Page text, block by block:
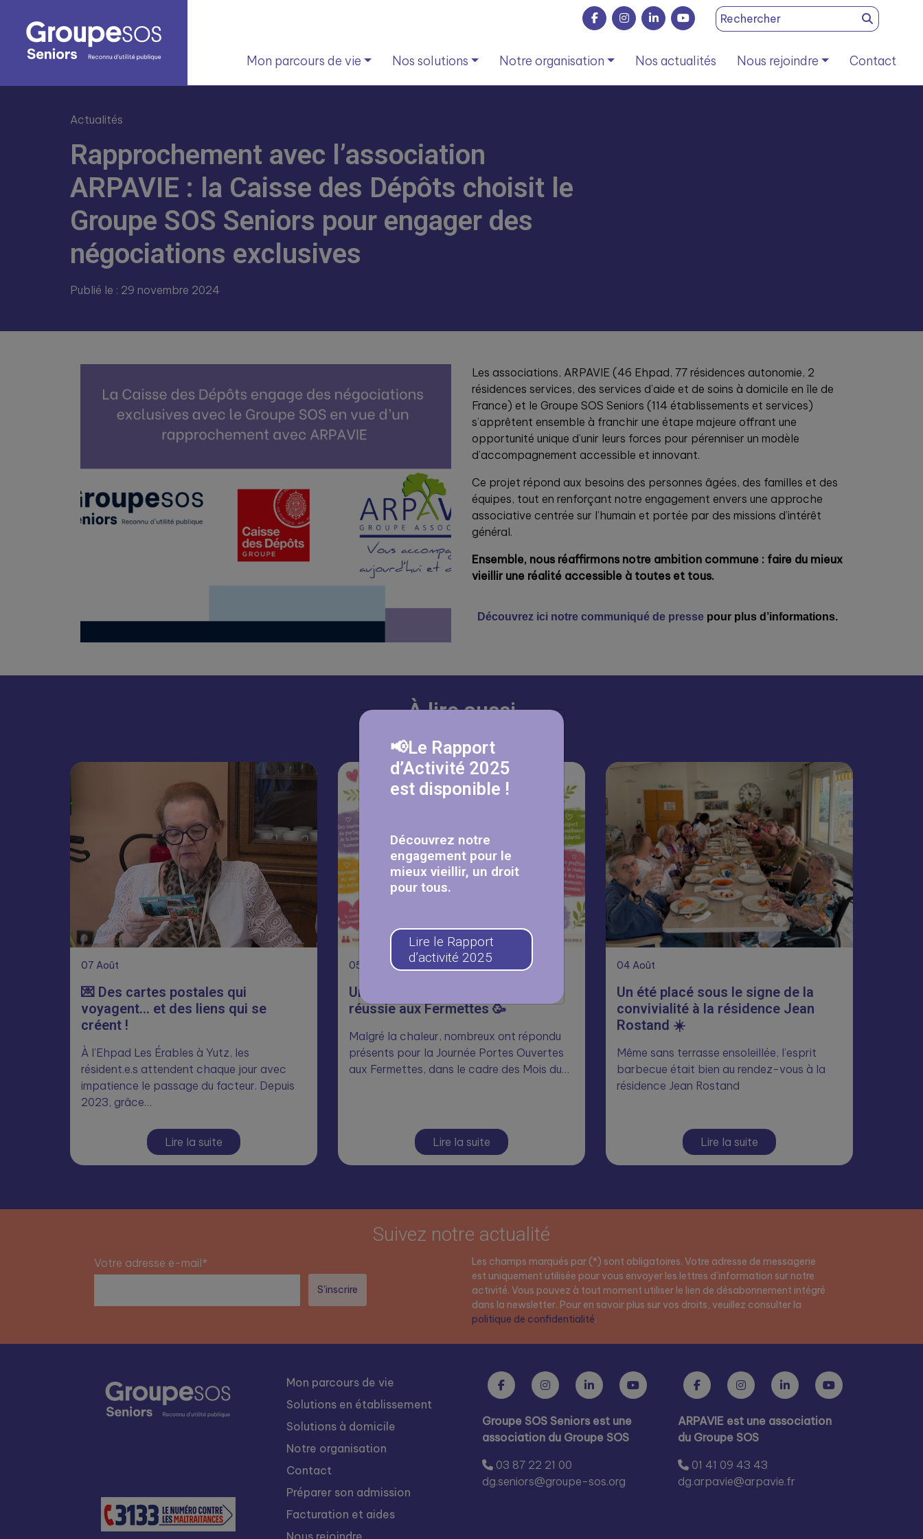
Search
for:
Mon parcours de vie Nos solutions Notre organisation Nos actualités Nous rejoindre Contact
Actualités
Rapprochement avec l’association
ARPAVIE : la Caisse des Dépôts choisit le
Groupe SOS Seniors pour engager des
négociations exclusives
Publié le : 29 novembre 2024
Les associations, ARPAVIE (46 Ehpad, 77 résidences autonomie, 2
résidences services, des services d’aide et de soins à domicile en île de
France) et le Groupe SOS Seniors (114 établissements et services)
s’apprêtent ensemble à franchir une étape majeure offrant une
opportunité unique d’unir leurs forces pour pérenniser un modèle
d’accompagnement accessible et innovant.
Ce projet répond aux besoins des personnes âgées, des familles et des
équipes, tout en renforçant notre engagement envers une approche
associative centrée sur l’humain et portée par des missions d’intérêt
général.
Ensemble, nous réaffirmons notre ambition commune : faire du mieux
vieillir une réalité accessible à toutes et tous.
Découvrez ici notre communiqué de pressepour plus d’informations.
À lire aussi
07 Août
💌 Des cartes postales qui
voyagent… et des liens qui se
créent !
À l’Ehpad Les Érables à Yutz, les
résident.e.s attendent chaque jour avec
impatience le passage du facteur. Depuis
2023, grâce…
Lire la suite
05
Une journée Portes Ouvertes
réussie aux Fermettes 🥳
Malgré la chaleur, nombreux ont répondu
présents pour la Journée Portes Ouvertes
aux Fermettes, dans le cadre des Mois du…
Lire la suite
04 Août
Un été placé sous le signe de la
convivialité à la résidence Jean
Rostand ☀️
Même sans terrasse ensoleillée, l’esprit
barbecue était bien au rendez-vous à la
résidence Jean Rostand
Lire la suite
Suivez notre actualité
Votre adresse e-mail*
Les champs marqués par (*) sont obligatoires. Votre adresse de messagerie
est uniquement utilisée pour vous envoyer les lettres d’information sur notre
activité. Vous pouvez à tout moment utiliser le lien de désabonnement intégré
dans la newsletter. Pour en savoir plus sur vos droits, veuillez consulter la
politique de confidentialité.
Mon parcours de vie
Solutions en établissement
Solutions à domicile
Notre organisation
Contact
Préparer son admission
Facturation et aides
Nous rejoindre
Groupe SOS Seniors est une
association du Groupe SOS
03 87 22 21 00
dg.seniors@groupe-sos.org
ARPAVIE est une association
du Groupe SOS
01 41 09 43 43
dg.arpavie@arpavie.fr
📢Le Rapport
d’Activité 2025
est disponible !
Découvrez notre
engagement pour le
mieux vieillir, un droit
pour tous.
Lire le Rapport
d’activité 2025